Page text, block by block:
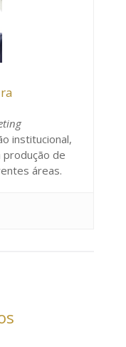
institucional,
produção de
áreas.